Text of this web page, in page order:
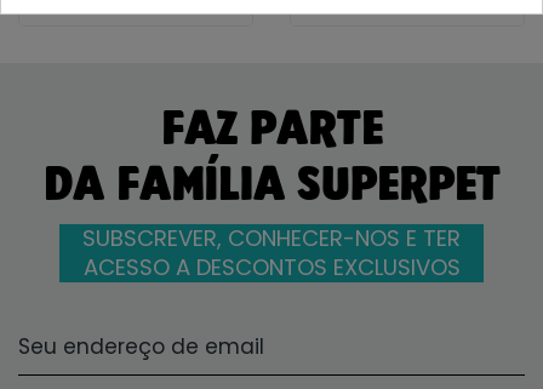
FAZ PARTE
DA FAMÍLIA SUPERPET
SUBSCREVER, CONHECER-NOS E TER
ACESSO A DESCONTOS EXCLUSIVOS